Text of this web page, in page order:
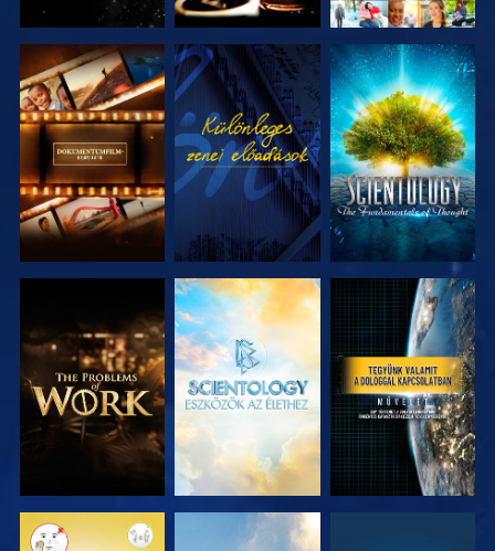
A SOROZAT
RÉSZEI
MŰSORNÉZÉS
A SOROZAT
RÉSZEI
A SOROZAT
RÉSZEI
A SOROZAT
RÉSZEI
MŰSORNÉZÉS